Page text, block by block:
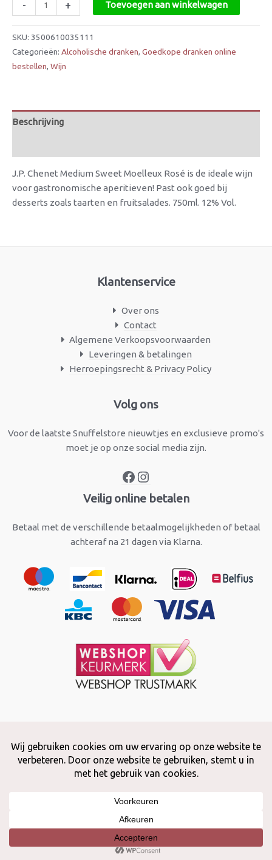
- + Toevoegen aan winkelwagen
SKU: 3500610035111
Categorieën: Alcoholische dranken, Goedkope dranken online
bestellen, Wijn
Beschrijving
J.P. Chenet Medium Sweet Moelleux Rosé is de ideale wijn
voor gastronomische aperitieven! Past ook goed bij
desserts zoals taarten en fruitsalades. 750ml. 12% Vol.
Klantenservice
Over ons
Contact
Algemene Verkoopsvoorwaarden
Leveringen & betalingen
Herroepingsrecht & Privacy Policy
Volg ons
Voor de laatste Snuffelstore nieuwtjes en exclusieve promo's
moet je op onze social media zijn.
Facebook
Veilig online betalen
Betaal met de verschillende betaalmogelijkheden of betaal
achteraf na 21 dagen via Klarna.
Copyright © 2026 Snuffelstore
Adax BV - 0032 (0)50 66 56 51 -info@snuffelstore.be
Created byWeCodeIT